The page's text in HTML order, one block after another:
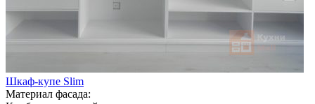
Шкаф-купе Slim
Материал фасада: